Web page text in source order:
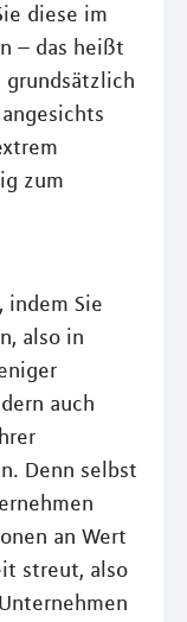
diese im
– das heißt
zum
indem Sie
also in
auch
Denn selbst
an Wert
streut, also